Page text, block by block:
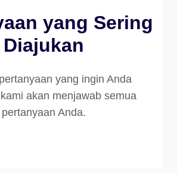
yang Sering
Diajukan
yang ingin Anda
akan menjawab semua
pertanyaan Anda.